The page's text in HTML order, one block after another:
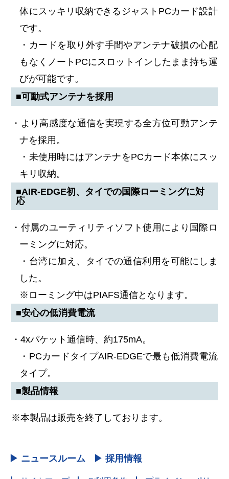
体にスッキリ収納できるジャストPCカード設計
です。
・カードを取り外す手間やアンテナ破損の心配
もなくノートPCにスロットインしたまま持ち運
びが可能です。
■可動式アンテナを採用
・より高感度な通信を実現する全方位可動アンテ
ナを採用。
・未使用時にはアンテナをPCカード本体にスッ
キリ収納。
■AIR-EDGE初、タイでの国際ローミングに対
応
・付属のユーティリティソフト使用により国際ロ
ーミングに対応。
・台湾に加え、タイでの通信利用を可能にしま
した。
※ローミング中はPIAFS通信となります。
■安心の低消費電流
・4xパケット通信時、約175mA。
・PCカードタイプAIR-EDGEで最も低消費電流
タイプ。
■製品情報
※本製品は販売を終了しております。
▶ ニュースルーム ▶ 採用情報